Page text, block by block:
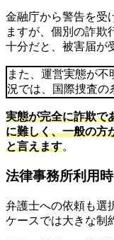
金融庁から警告を受
ますが、個別の詐欺
十分だと、被害届が
また、運営実態が
況では、国際捜査の
実態が完全に詐欺で
に難しく、一般の方
と言えます。
法律事務所利用
弁護士への依頼も選
ケースでは大きな制